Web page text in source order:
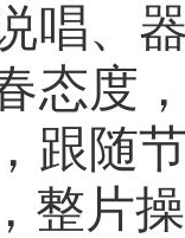
唱、
态度
跟随
整片